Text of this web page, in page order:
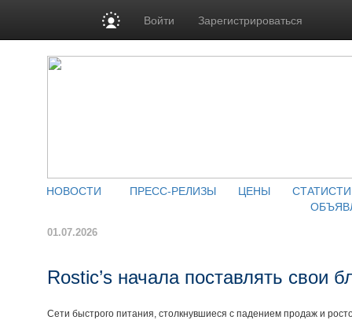
Войти Зарегистрироваться
НОВОСТИ ПРЕСС-РЕЛИЗЫ ЦЕНЫ
01.07.2026
Rostic’s начала поставлять свои
Сети быстрого питания, столкнувшиеся с падением продаж и